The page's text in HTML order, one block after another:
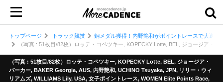
トップページ トラック競技
銅メダル獲得！内野艶和がポイントレースで大逆転
（写真 : 51枚目/82枚）ロッテ・コペツキー, KOPECKY Lotte, BEL, ジョージア・
（写真 : 51枚目/82枚）ロッテ・コペツキー, KOPECKY Lotte, BEL, ジョージア・
バーカー, BAKER Georgia, AUS, 内野艶和, UCHINO Tsuyaka, JPN, リリー・ウィ
リアムズ, WILLIAMS Lily, USA, 女子ポイントレース, WOMEN Elite Points Race,